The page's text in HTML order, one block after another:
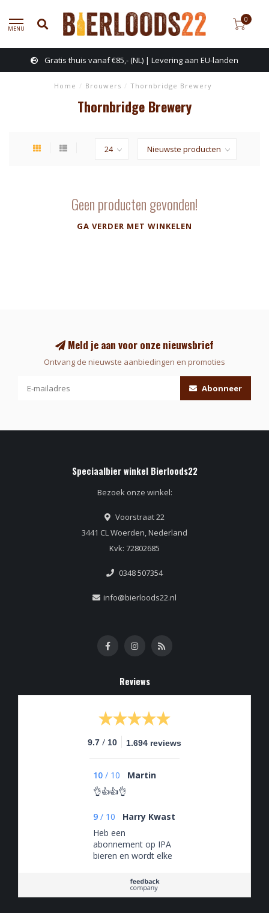
MENU
0
Gratis thuis vanaf €85,- (NL) | Levering aan EU-landen
Home / Brouwers / Thornbridge Brewery
Thornbridge Brewery
Geen producten gevonden!
GA VERDER MET WINKELEN
Meld je aan voor onze nieuwsbrief
Ontvang de nieuwste aanbiedingen en promoties
Abonneer
Speciaalbier winkel Bierloods22
Bezoek onze winkel:
Voorstraat 22
3441 CL Woerden, Nederland
Kvk: 72802685
0348 507354
info@bierloods22.nl
Reviews
9.7 / 10 1.694 reviews
10 / 10
Martin
👌👍👍👌
9 / 10
Harry Kwast
Heb een
abonnement op IPA
bieren en wordt elke
een nieuwe doos IPA